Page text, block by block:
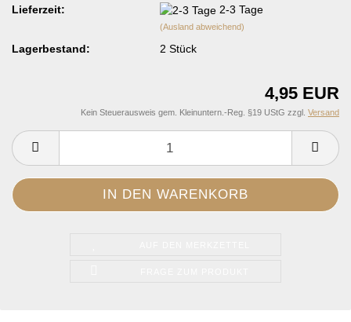
Lieferzeit: 2-3 Tage
(Ausland abweichend)
Lagerbestand: 2Stück
4,95 EUR
Kein Steuerausweis gem. Kleinuntern.-Reg. §19 UStG zzgl. Versand